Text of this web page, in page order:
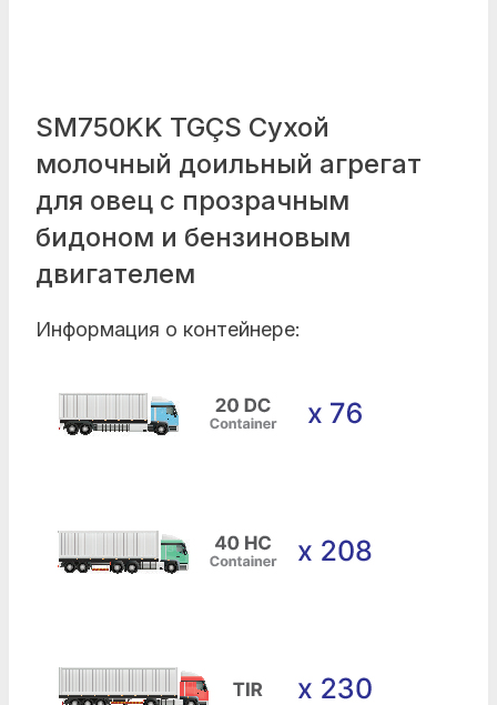
SM750KK TGÇS Сухой
молочный доильный агрегат
для овец с прозрачным
бидоном и бензиновым
двигателем
Информация о контейнере: